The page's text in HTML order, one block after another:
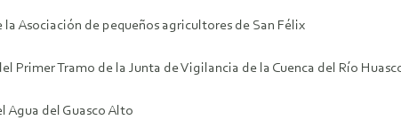
Asociación de pequeños agricultores de San Félix
Primer Tramo de la Junta de Vigilancia de la Cuenca del Río
Agua del Guasco Alto